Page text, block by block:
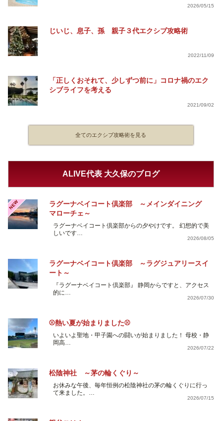
2026/05/15
じいじ、息子、孫 親子３代エクシブ攻略術
2022/11/09
「正しくおそれて、少しずつ前に」コロナ禍のエク
シブライフを考える
2021/09/02
全てのエクシブ攻略術を見る
ALIVE代表 大久保のブログ
NEW
ラグーナベイコート倶楽部 ～メインダイニング
マローチェ～
ラグーナベイコート倶楽部からの夕やけです。 幻想的で美
しいです…
2026/08/05
ラグーナベイコート倶楽部 ～ラグジュアリースイ
ート～
『ラグーナベイコート倶楽部』 静岡からですと、アクセス
的に…
2026/07/30
⚾熱い夏が始まりました⚾
いよいよ聖地・甲子園への闘いが始まりました！ 母校・静
岡高…
2026/07/22
松陰神社 ～茅の輪くぐり～
お休みな午後、毎年恒例の松陰神社の茅の輪くぐりに行っ
て来ました。…
2026/07/15